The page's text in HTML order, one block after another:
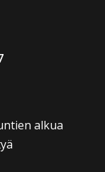
alkua